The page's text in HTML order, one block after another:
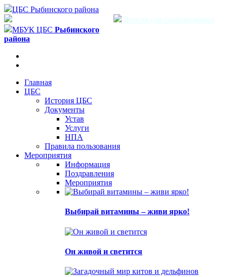
ЦБС Рыбинского района
Версия для слабовидящих
МБУК ЦБС Рыбинского
района
Главная
ЦБС
История ЦБС
Документы
Устав
Услуги
НПА
Правила пользования
Мероприятия
Информация
Поздравления
Мероприятия
Выбирай витамины – живи ярко!
Он живой и светится